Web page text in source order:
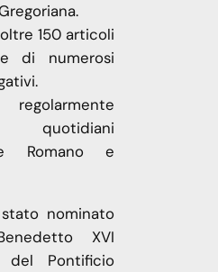
150 articoli
di numerosi
Romano e
nominato
XVI
del Pontificio